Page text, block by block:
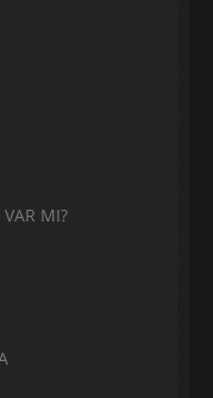
MI?